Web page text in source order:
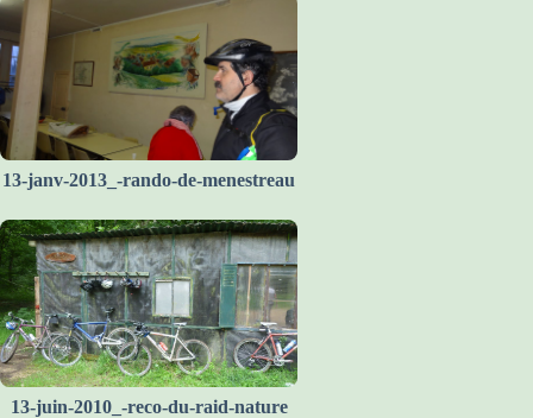
13-janv-2013_-rando-de-menestreau
13-juin-2010_-reco-du-raid-nature